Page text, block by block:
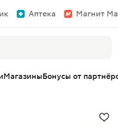
Аптека Магнит
МагазиныБонусы от